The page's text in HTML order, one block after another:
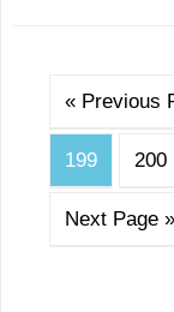
« Previous
199 200
Next Page »